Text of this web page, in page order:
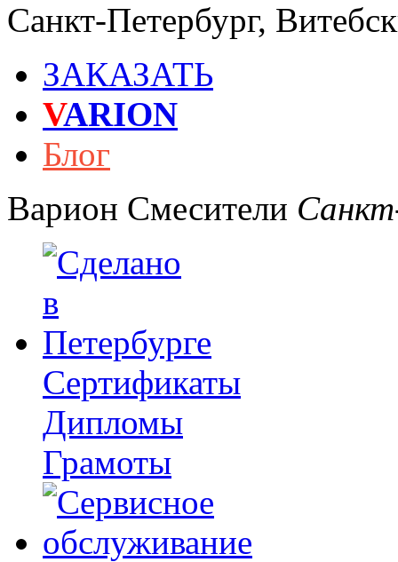
Санкт-Петербург,
ЗАКАЗАТЬ
VARION
Блог
Варион Смесители
Сертификаты
Дипломы
Грамоты